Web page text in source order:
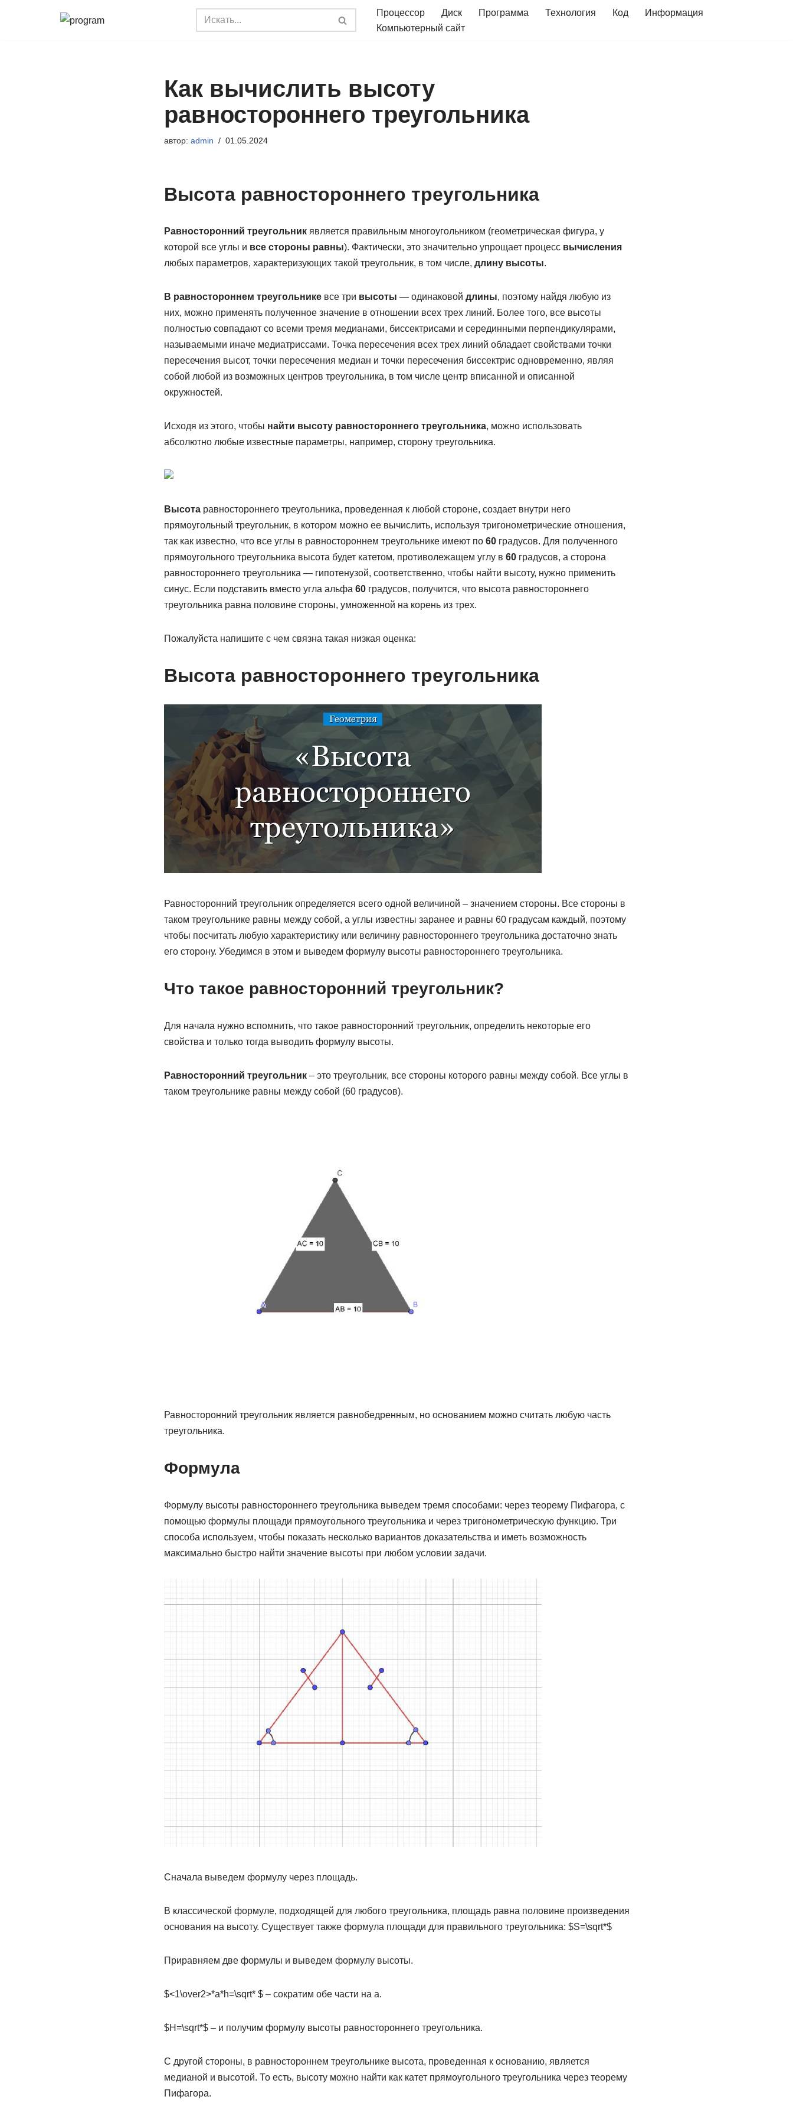
Процессор Диск Программа Технология Код
Информация
Компьютерный сайт
Как вычислить высоту
равностороннего треугольника
автор: admin 01.05.2024
Высота равностороннего треугольника
Равносторонний треугольникявляется правильным многоугольником (геометрическая фигура, у
которой все углы и все стороны равны). Фактически, это значительно упрощает процесс вычисления
любых параметров, характеризующих такой треугольник, в том числе, длину высоты.
В равностороннем треугольникевсе три высоты — одинаковой длины, поэтому найдя любую из
них, можно применять полученное значение в отношении всех трех линий. Более того, все высоты
полностью совпадают со всеми тремя медианами, биссектрисами и серединными перпендикулярами,
называемыми иначе медиатриссами. Точка пересечения всех трех линий обладает свойствами точки
пересечения высот, точки пересечения медиан и точки пересечения биссектрис одновременно, являя
собой любой из возможных центров треугольника, в том числе центр вписанной и описанной
окружностей.
Исходя из этого, чтобы найти высоту равностороннего треугольника, можно использовать
абсолютно любые известные параметры, например, сторону треугольника.
Высотаравностороннего треугольника, проведенная к любой стороне, создает внутри него
прямоугольный треугольник, в котором можно ее вычислить, используя тригонометрические отношения,
так как известно, что все углы в равностороннем треугольнике имеют по 60градусов. Для полученного
прямоугольного треугольника высота будет катетом, противолежащем углу в 60градусов, а сторона
равностороннего треугольника — гипотенузой, соответственно, чтобы найти высоту, нужно применить
синус. Если подставить вместо угла альфа 60градусов, получится, что высота равностороннего
треугольника равна половине стороны, умноженной на корень из трех.
Пожалуйста напишите с чем связна такая низкая оценка:
Высота равностороннего треугольника
Равносторонний треугольник определяется всего одной величиной – значением стороны. Все стороны в
таком треугольнике равны между собой, а углы известны заранее и равны 60 градусам каждый, поэтому
чтобы посчитать любую характеристику или величину равностороннего треугольника достаточно знать
его сторону. Убедимся в этом и выведем формулу высоты равностороннего треугольника.
Что такое равносторонний треугольник?
Для начала нужно вспомнить, что такое равносторонний треугольник, определить некоторые его
свойства и только тогда выводить формулу высоты.
Равносторонний треугольник– это треугольник, все стороны которого равны между собой. Все углы в
таком треугольнике равны между собой (60 градусов).
Равносторонний треугольник является равнобедренным, но основанием можно считать любую часть
треугольника.
Формула
Формулу высоты равностороннего треугольника выведем тремя способами: через теорему Пифагора, с
помощью формулы площади прямоугольного треугольника и через тригонометрическую функцию. Три
способа используем, чтобы показать несколько вариантов доказательства и иметь возможность
максимально быстро найти значение высоты при любом условии задачи.
Сначала выведем формулу через площадь.
В классической формуле, подходящей для любого треугольника, площадь равна половине произведения
основания на высоту. Существует также формула площади для правильного треугольника: $S=\sqrt*$
Приравняем две формулы и выведем формулу высоты.
$<1\over2>*a*h=\sqrt* $ – сократим обе части на а.
$H=\sqrt*$ – и получим формулу высоты равностороннего треугольника.
С другой стороны, в равностороннем треугольнике высота, проведенная к основанию, является
медианой и высотой. То есть, высоту можно найти как катет прямоугольного треугольника через теорему
Пифагора.